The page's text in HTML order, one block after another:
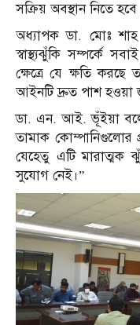
সক্রিয় অবস্থান নিতে হবে।
অধ্যাপক ডা. মোঃ
স্বাস্থ্যঝুঁকি সম্পর্কে
ক্ষেত্রে যে ক্ষতি করছে
আইনটি দ্রুত পাশ হওয়া
ডা. এন. আই. ভূঁইয়া
তামাক কোম্পানিগুলোর
যেহেতু এটি
সুযোগ নেই।”